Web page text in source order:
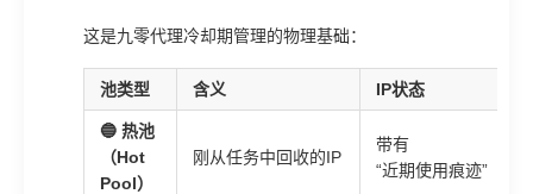
这是九零代理冷却期管理的物理基础：
池类型 含义 IP状态
🔵 热池
（Hot
Pool）
刚从任务中回收的IP
带有
“近期使用痕迹”